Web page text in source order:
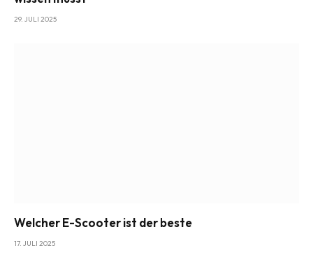
29. JULI 2025
Welcher E-Scooter ist der beste
17. JULI 2025